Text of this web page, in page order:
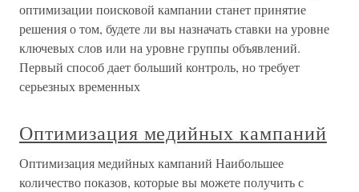
оптимизации поисковой кампании станет принятие
решения о том, будете ли вы назначать ставки на уровне
ключевых слов или на уровне группы объявлений.
Первый способ дает больший контроль, но требует
серьезных временных
Оптимизация медийных кампаний
Оптимизация медийных кампаний Наибольшее
количество показов, которые вы можете получить с